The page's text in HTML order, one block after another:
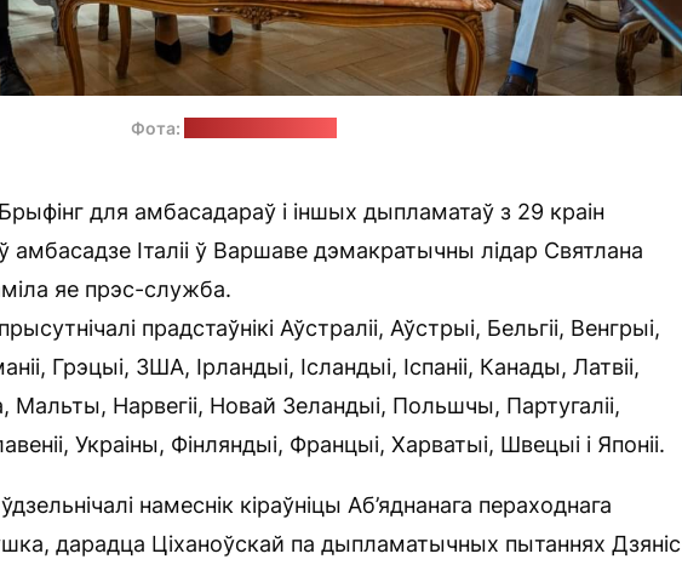
Фота:
Брыфінг для амбасадараў і іншых дыпламатаў з 29 краін
амбасадзе Італіі ў Варшаве дэмакратычны лідар Святлана
яе прэс-служба.
прадстаўнікі Аўстраліі, Аўстрыі, Бельгіі, Венгрыі,
Грэцыі, ЗША, Ірландыі, Ісландыі, Іспаніі, Канады, Латвіі,
Нарвегіі, Новай Зеландыі, Польшчы, Партугаліі,
Украіны, Фінляндыі, Францыі, Харватыі, Швецыі і Японіі.
намеснік кіраўніцы Аб’яднанага пераходнага
дарадца Ціханоўскай па дыпламатычных пытаннях Дзяніс